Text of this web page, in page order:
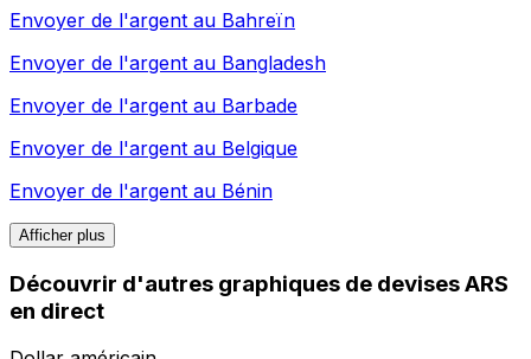
Envoyer de l'argent au Bahreïn
Envoyer de l'argent au Bangladesh
Envoyer de l'argent au Barbade
Envoyer de l'argent au Belgique
Envoyer de l'argent au Bénin
Afficher plus
Découvrir d'autres graphiques de devises ARS
en direct